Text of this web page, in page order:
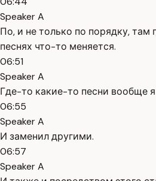
Speaker A
По, и не только по порядку, там
песнях что-то меняется.
06:51
Speaker A
Где-то какие-то песни вообще
06:55
Speaker A
И заменил другими.
06:57
Speaker A